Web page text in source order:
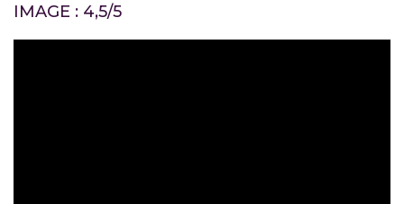
IMAGE : 4,5/5